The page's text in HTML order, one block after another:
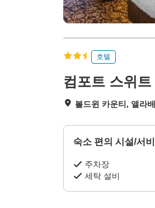
호텔
컴포트 스위
볼드윈 카운티, 앨라
숙소 편의 시설/서
주차장
세탁 설비